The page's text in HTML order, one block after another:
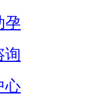
孕
询
心